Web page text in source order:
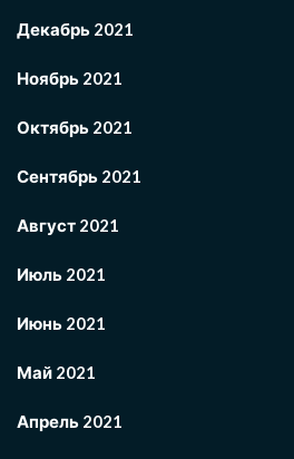
Декабрь 2021
Ноябрь 2021
Октябрь 2021
Сентябрь 2021
Август 2021
Июль 2021
Июнь 2021
Май 2021
Апрель 2021